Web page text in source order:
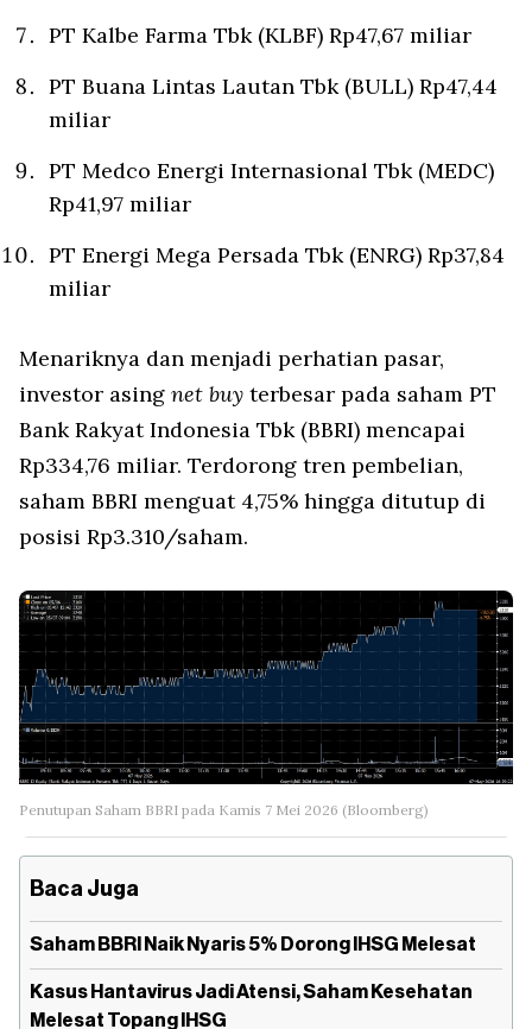
PT Kalbe Farma Tbk (KLBF) Rp47,67 miliar
PT Buana Lintas Lautan Tbk (BULL) Rp47,44
miliar
PT Medco Energi Internasional Tbk (MEDC)
Rp41,97 miliar
PT Energi Mega Persada Tbk (ENRG) Rp37,84
miliar
Menariknya dan menjadi perhatian pasar,
investor asing net buy terbesar pada saham PT
Bank Rakyat Indonesia Tbk (BBRI) mencapai
Rp334,76 miliar. Terdorong tren pembelian,
saham BBRI menguat 4,75% hingga ditutup di
posisi Rp3.310/saham.
Penutupan Saham BBRI pada Kamis 7 Mei 2026 (Bloomberg)
Baca Juga
Saham BBRI Naik Nyaris 5% Dorong IHSG Melesat
Kasus Hantavirus Jadi Atensi, Saham Kesehatan
Melesat Topang IHSG